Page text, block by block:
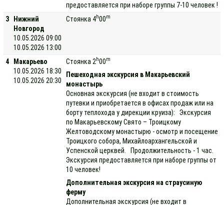
предоставляется при наборе группы 7-10 человек !
3
Нижний
Новгород
10.05.2026 09:00
10.05.2026 13:00
Стоянка 4h00m
4
Макарьево
10.05.2026 18:30
10.05.2026 20:30
Стоянка 2 h00m
Пешеходная экскурсия в Макарьевский
монастырь
Основная экскурсия (не входит в стоимость
путевки и приобретается в офисах продаж или на
борту теплохода у дирекции круиза): Экскурсия
по Макарьевскому Свято – Троицкому
Желтоводскому монастырю - осмотр и посещение
Троицкого собора, Михайлоархангельской и
Успенской церквей. Продолжительность - 1 час.
Экскурсия предоставляется при наборе группы от
10 человек!
Дополнительная экскурсия на страусиную
ферму
Дополнительная экскурсия (не входит в